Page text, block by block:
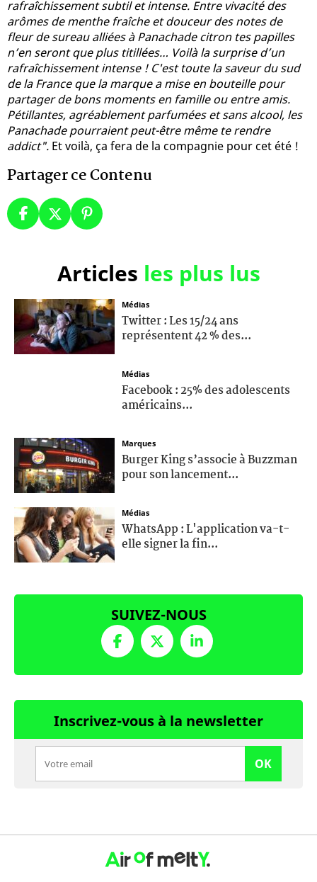
rafraîchissement subtil et intense. Entre vivacité des
arômes de menthe fraîche et douceur des notes de
fleur de sureau alliées à Panachade citron tes papilles
n’en seront que plus titillées… Voilà la surprise d’un
rafraîchissement intense ! C'est toute la saveur du sud
de la France que la marque a mise en bouteille pour
partager de bons moments en famille ou entre amis.
Pétillantes, agréablement parfumées et sans alcool, les
Panachade pourraient peut-être même te rendre
addict". Et voilà, ça fera de la compagnie pour cet été !
Partager ce Contenu
Articles les plus lus
Médias
Twitter : Les 15/24 ans
représentent 42 % des...
Médias
Facebook : 25% des adolescents
américains...
Marques
Burger King s’associe à Buzzman
pour son lancement...
Médias
WhatsApp : L'application va-t-
elle signer la fin...
SUIVEZ-NOUS
Inscrivez-vous à la newsletter
OK